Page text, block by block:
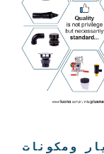
ومكونات